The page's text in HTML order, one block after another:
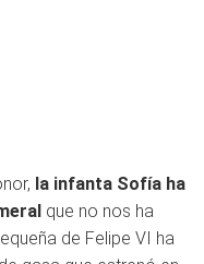
la infanta Sofía ha
que no nos ha
de Felipe VI ha